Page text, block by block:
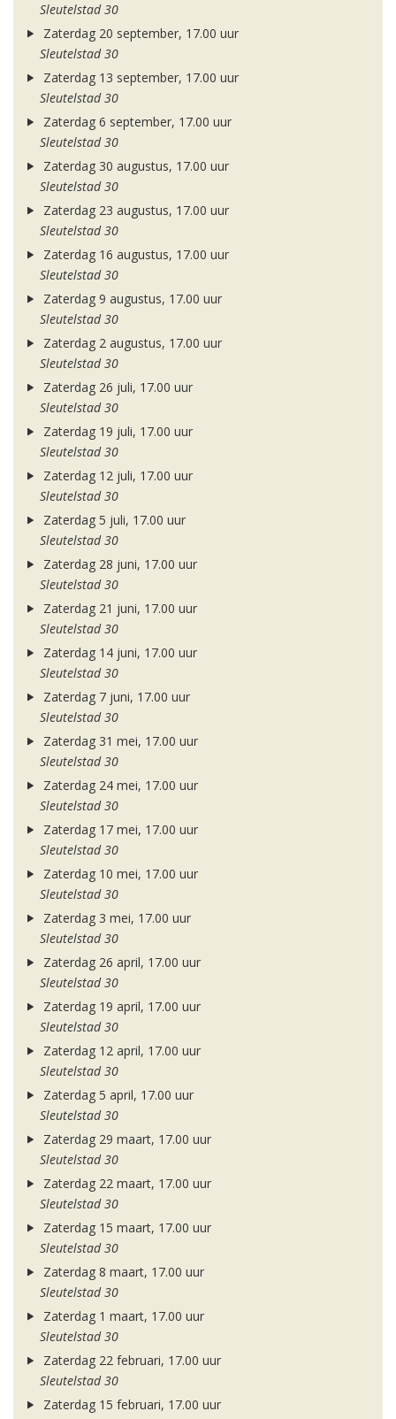
Sleutelstad 30
Zaterdag 20 september, 17.00 uur
Sleutelstad 30
Zaterdag 13 september, 17.00 uur
Sleutelstad 30
Zaterdag 6 september, 17.00 uur
Sleutelstad 30
Zaterdag 30 augustus, 17.00 uur
Sleutelstad 30
Zaterdag 23 augustus, 17.00 uur
Sleutelstad 30
Zaterdag 16 augustus, 17.00 uur
Sleutelstad 30
Zaterdag 9 augustus, 17.00 uur
Sleutelstad 30
Zaterdag 2 augustus, 17.00 uur
Sleutelstad 30
Zaterdag 26 juli, 17.00 uur
Sleutelstad 30
Zaterdag 19 juli, 17.00 uur
Sleutelstad 30
Zaterdag 12 juli, 17.00 uur
Sleutelstad 30
Zaterdag 5 juli, 17.00 uur
Sleutelstad 30
Zaterdag 28 juni, 17.00 uur
Sleutelstad 30
Zaterdag 21 juni, 17.00 uur
Sleutelstad 30
Zaterdag 14 juni, 17.00 uur
Sleutelstad 30
Zaterdag 7 juni, 17.00 uur
Sleutelstad 30
Zaterdag 31 mei, 17.00 uur
Sleutelstad 30
Zaterdag 24 mei, 17.00 uur
Sleutelstad 30
Zaterdag 17 mei, 17.00 uur
Sleutelstad 30
Zaterdag 10 mei, 17.00 uur
Sleutelstad 30
Zaterdag 3 mei, 17.00 uur
Sleutelstad 30
Zaterdag 26 april, 17.00 uur
Sleutelstad 30
Zaterdag 19 april, 17.00 uur
Sleutelstad 30
Zaterdag 12 april, 17.00 uur
Sleutelstad 30
Zaterdag 5 april, 17.00 uur
Sleutelstad 30
Zaterdag 29 maart, 17.00 uur
Sleutelstad 30
Zaterdag 22 maart, 17.00 uur
Sleutelstad 30
Zaterdag 15 maart, 17.00 uur
Sleutelstad 30
Zaterdag 8 maart, 17.00 uur
Sleutelstad 30
Zaterdag 1 maart, 17.00 uur
Sleutelstad 30
Zaterdag 22 februari, 17.00 uur
Sleutelstad 30
Zaterdag 15 februari, 17.00 uur